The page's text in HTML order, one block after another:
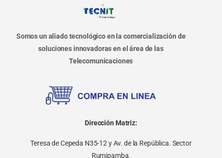
Somos un aliado tecnológico en la comercialización de
soluciones innovadoras en el área de las
Telecomunicaciones
Dirección Matriz:
Teresa de Cepeda N35-12 y Av. de la República. Sector
Rumipamba.